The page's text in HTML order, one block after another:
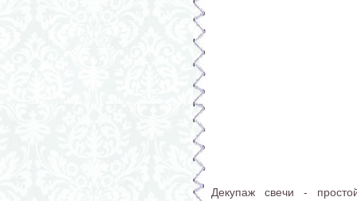
Декупаж свечи -